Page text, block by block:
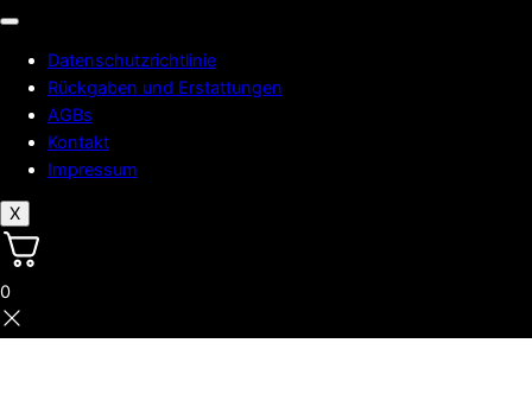
Datenschutzrichtlinie
Rückgaben und Erstattungen
AGBs
Kontakt
Impressum
X
0